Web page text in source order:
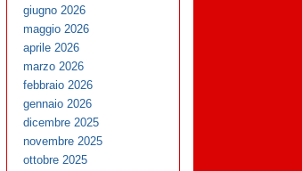
giugno 2026
maggio 2026
aprile 2026
marzo 2026
febbraio 2026
gennaio 2026
dicembre 2025
novembre 2025
ottobre 2025